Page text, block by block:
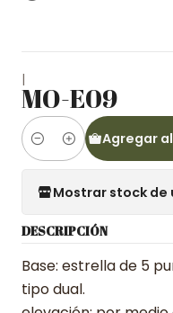
|
MO-E09
Cantidad
Agregar
Mostrar stock de
DESCRIPCIÓN
Base: estrella de 5
tipo dual.